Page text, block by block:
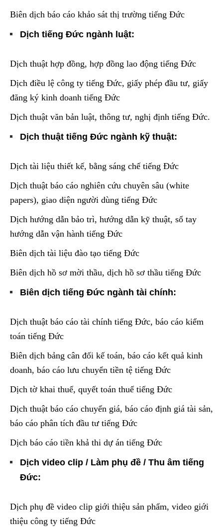
Biên dịch báo cáo khảo sát thị trường tiếng Đức
Dịch tiếng Đức ngành luật:
Dịch thuật hợp đồng, hợp đồng lao động tiếng Đức
Dịch điều lệ công ty tiếng Đức, giấy phép đầu tư, giấy
đăng ký kinh doanh tiếng Đức
Dịch thuật văn bản luật, thông tư, nghị định tiếng Đức.
Dịch thuật tiếng Đức ngành kỹ thuật:
Dịch tài liệu thiết kế, bằng sáng chế tiếng Đức
Dịch thuật báo cáo nghiên cứu chuyên sâu (white
papers), giao diện người dùng tiếng Đức
Dịch hướng dẫn bảo trì, hướng dẫn kỹ thuật, sổ tay
hướng dẫn vận hành tiếng Đức
Biên dịch tài liệu đào tạo tiếng Đức
Biên dịch hồ sơ mời thầu, dịch hồ sơ thầu tiếng Đức
Biên dịch tiếng Đức ngành tài chính:
Dịch thuật báo cáo tài chính tiếng Đức, báo cáo kiểm
toán tiếng Đức
Biên dịch bảng cân đối kế toán, báo cáo kết quả kinh
doanh, báo cáo lưu chuyển tiền tệ tiếng Đức
Dịch tờ khai thuế, quyết toán thuế tiếng Đức
Dịch thuật báo cáo chuyển giá, báo cáo định giá tài sản,
báo cáo phân tích đầu tư tiếng Đức
Dịch báo cáo tiền khả thi dự án tiếng Đức
Dịch video clip / Làm phụ đề / Thu âm tiếng
Đức:
Dịch phụ đề video clip giới thiệu sản phẩm, video giới
thiệu công ty tiếng Đức